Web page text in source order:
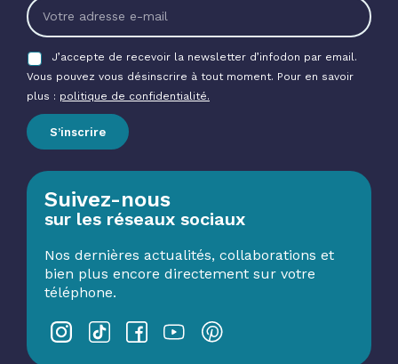
J’accepte de recevoir la newsletter d’infodon par email.
Vous pouvez vous désinscrire à tout moment. Pour en savoir
plus : politique de confidentialité.
S’inscrire
Suivez-nous
sur les réseaux sociaux
Nos dernières actualités, collaborations et
bien plus encore directement sur votre
téléphone.